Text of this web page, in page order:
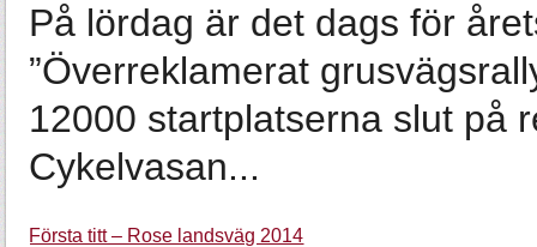
På lördag är det dags för
”Överreklamerat
12000 startplatserna slut på
Cykelvasan...
Första titt – Rose landsväg 2014